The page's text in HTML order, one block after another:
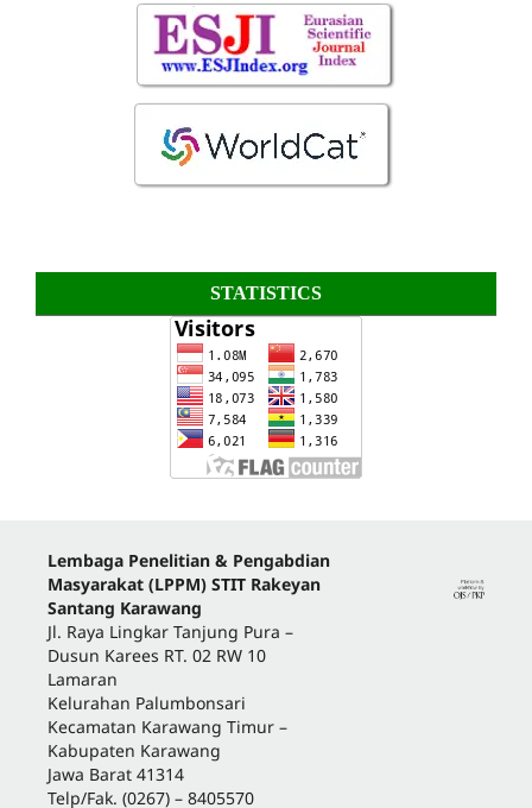
STATISTICS
Lembaga Penelitian & Pengabdian
Masyarakat (LPPM) STIT Rakeyan
Santang Karawang
Jl. Raya Lingkar Tanjung Pura –
Dusun Karees RT. 02 RW 10
Lamaran
Kelurahan Palumbonsari
Kecamatan Karawang Timur –
Kabupaten Karawang
Jawa Barat 41314
Telp/Fak. (0267) – 8405570